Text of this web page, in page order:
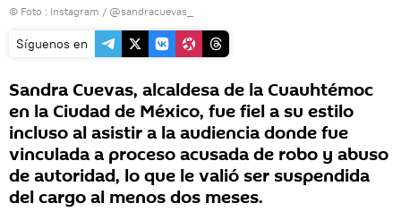
© Foto : Instagram / @sandracuevas_
Síguenos en
Sandra Cuevas, alcaldesa de la Cuauhtémoc
en la Ciudad de México, fue fiel a su estilo
incluso al asistir a la audiencia donde fue
vinculada a proceso acusada de robo y abuso
de autoridad, lo que le valió ser suspendida
del cargo al menos dos meses.